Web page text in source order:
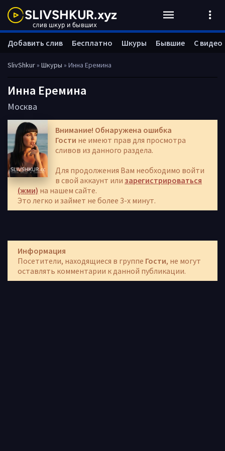
SlivShkur» Шкуры » Инна Еремина
Инна Еремина
Москва
Внимание! Обнаружена ошибка
Гости не имеют прав для просмотра
сливов из данного раздела.
Для продолжения Вам необходимо войти
в свой аккаунт или зарегистрироваться
(жми) на нашем сайте.
Это легко и займет не более 3-х минут.
Информация
Посетители, находящиеся в группе Гости, не могут
оставлять комментарии к данной публикации.
Добавить слив Бесплатно Шкуры Бывшие С видео